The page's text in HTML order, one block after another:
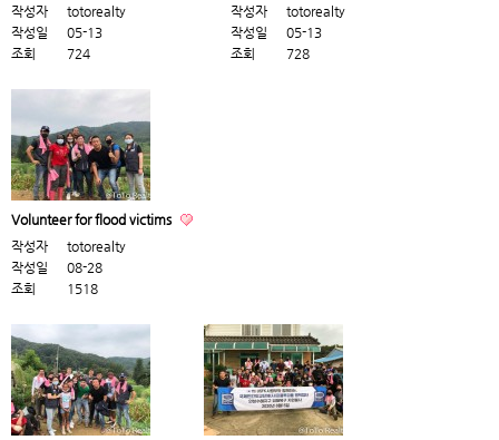
작성자
totorealty
작성일
05-13
조회
724
작성자
totorealty
작성일
05-13
조회
728
Volunteer for flood victims
작성자
totorealty
작성일
08-28
조회
1518